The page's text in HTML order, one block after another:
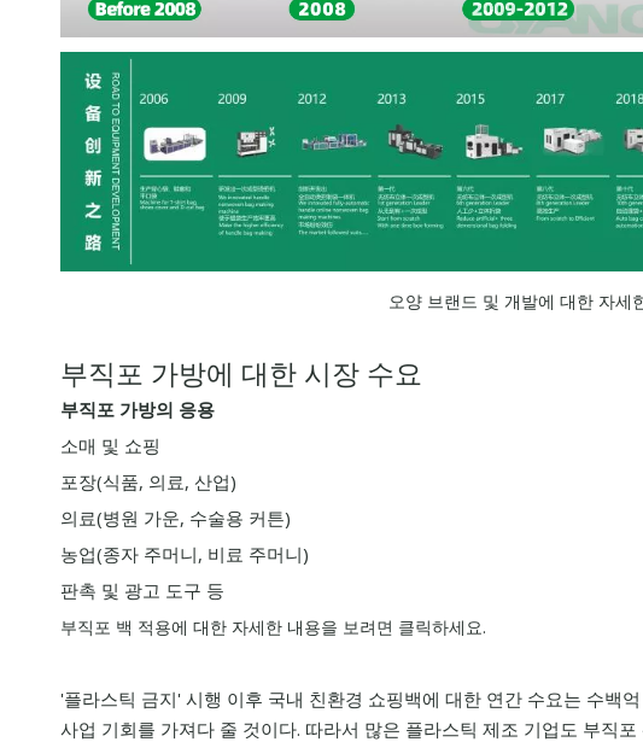
오양 브랜드 및 개발에 대한 자세
부직포 가방에 대한 시장 수요
부직포 가방의 응용
소매 및 쇼핑
포장(식품, 의료, 산업)
의료(병원 가운, 수술용 커튼)
농업(종자 주머니, 비료 주머니)
판촉 및 광고 도구 등
부직포 백 적용에 대한 자세한 내용을 보려면 클릭하세요.
'플라스틱 금지' 시행 이후 국내 친환경 쇼핑백에 대한 연간 수요는 수백
사업 기회를 가져다 줄 것이다. 따라서 많은 플라스틱 제조 기업도 부직